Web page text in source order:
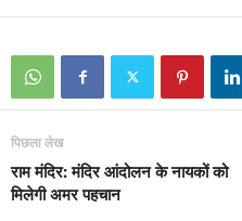
पिछला लेख
राम मंदिर: मंदिर आंदोलन के नायकों को
मिलेगी अमर पहचान